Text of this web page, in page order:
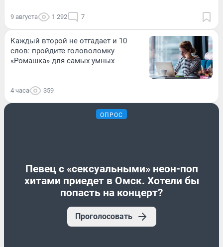
9 августа 1 292 7
Каждый второй не отгадает и 10
слов: пройдите головоломку
«Ромашка» для самых умных
4 часа 359
ОПРОС
Певец с «сексуальными» неон-поп
хитами приедет в Омск. Хотели бы
попасть на концерт?
Проголосовать